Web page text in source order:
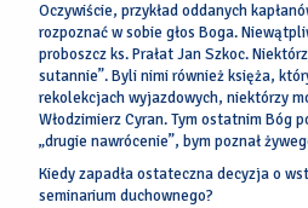
Oczywiście, przykład oddanych
rozpoznać w sobie głos Boga.
proboszcz ks. Prałat Jan Szkoc.
sutannie”. Byli nimi również księża,
rekolekcjach wyjazdowych, niektórzy
Włodzimierz Cyran. Tym ostatnim Bóg
„drugie nawrócenie”, bym poznał
Kiedy zapadła ostateczna decyzja o
seminarium duchownego?